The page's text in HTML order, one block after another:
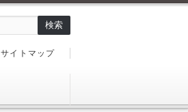
サイトマップ